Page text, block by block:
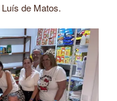
de Matos.